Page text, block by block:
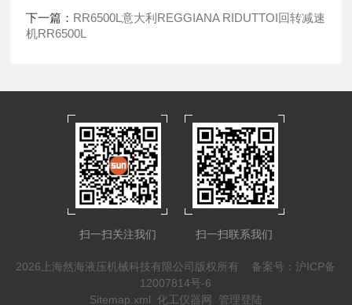
下一篇： RR6500L意大利REGGIANA RIDUTTOI回转减速
机RR6500L
扫一扫关注我们 扫一扫联系我们
2026上海然海液压机械科技有限公司版权所有 备案号：沪ICP备
12007814号-6
Sitemap.xml 化工仪器网 管理登陆